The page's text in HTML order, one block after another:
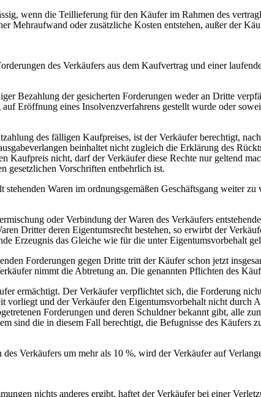
wenn die Teillieferung für den Käufer im Rahmen des
Mehraufwand oder zusätzliche Kosten entstehen, außer der
des Verkäufers aus dem Kaufvertrag und einer
Bezahlung der gesicherten Forderungen weder an Dritte
Eröffnung eines Insolvenzverfahrens gestellt wurde oder
des fälligen Kaufpreises, ist der Verkäufer berechtigt,
beinhaltet nicht zugleich die Erklärung des
nicht, darf der Verkäufer diese Rechte nur geltend
gesetzlichen Vorschriften entbehrlich ist.
Waren im ordnungsgemäßen Geschäftsgang weiter
oder Verbindung der Waren des Verkäufers
Dritter deren Eigentumsrecht bestehen, so erwirbt der
Erzeugnis das Gleiche wie für die unter Eigentumsvorbehalt
Forderungen gegen Dritte tritt der Käufer schon jetzt
nimmt die Abtretung an. Die genannten Pflichten des
ermächtigt. Der Verkäufer verpflichtet sich, die Forderung
und der Verkäufer den Eigentumsvorbehalt nicht durch
Forderungen und deren Schuldner bekannt gibt, alle
sind die in diesem Fall berechtigt, die Befugnisse des Käufers
Verkäufers um mehr als 10 %, wird der Verkäufer auf
nichts anderes ergibt, haftet der Verkäufer bei einer